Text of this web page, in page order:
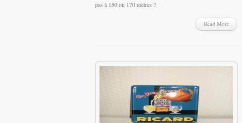
pas à 150 ou 170 mètres ?
Read More